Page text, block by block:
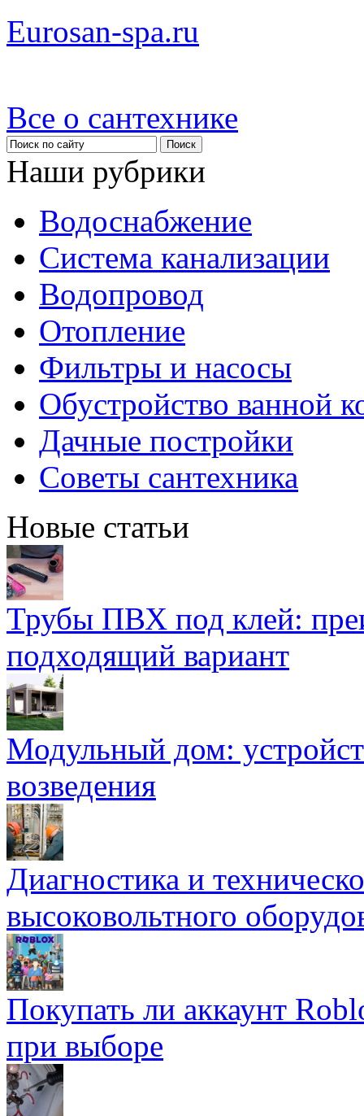
Eurosan-spa.ru
Все о сантехнике
Наши рубрики
Водоснабжение
Система канализации
Водопровод
Отопление
Фильтры и насосы
Обустройство ванной
Дачные постройки
Советы сантехника
Новые статьи
Трубы ПВХ под клей:
подходящий вариант
Модульный дом:
возведения
Диагностика и
высоковольтного
Покупать ли аккаунт
при выборе